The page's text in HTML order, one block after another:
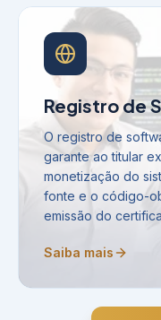
Registro de
O registro de
garante ao titular
monetização do
fonte e o código-
emissão do
Saiba mais